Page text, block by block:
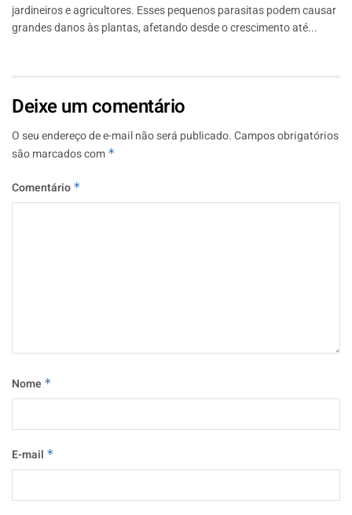
jardineiros e agricultores. Esses pequenos parasitas podem causar
grandes danos às plantas, afetando desde o crescimento até...
Deixe um comentário
O seu endereço de e-mail não será publicado.Campos obrigatórios
são marcados com *
Comentário *
Nome *
E-mail *